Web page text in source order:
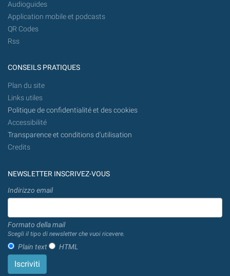
Audioguides
Application mobile et podcasts
QR Codes
Rss
CONSEILS PRATIQUES
Plan du site
Links utiles
Politique de confidentialité et des cookies
Accessibilité
Transparence et conditions d'utilisation
Credits
NEWSLETTER INSCRIVEZ-VOUS
Indirizzo email
Formato della mail
Scegli il tipo di newsletter che vuoi ricevere.
Plain text HTML